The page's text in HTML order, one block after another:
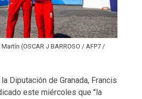
(OSCAR J BARROSO / AFP7 /
Diputación de Granada, Francis
este miércoles que "la